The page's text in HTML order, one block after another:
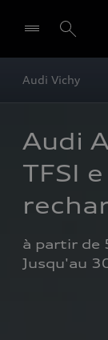
Audi Vichy
Audi
TFSI
à partir de
Jusqu'au